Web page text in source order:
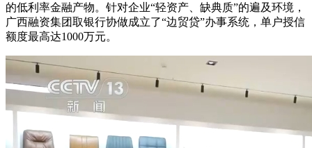
的低利率金融产物。针对企业“轻资产、缺典质”的遍及环境，
广西融资集团取银行协做成立了“边贸贷”办事系统，单户授信
额度最高达1000万元。